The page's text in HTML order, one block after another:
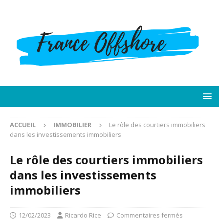
ACCUEIL IMMOBILIER
Le rôle des courtiers immobiliers
dans les investissements immobiliers
Le rôle des courtiers immobiliers
dans les investissements
immobiliers
12/02/2023 Ricardo Rice Commentaires fermés